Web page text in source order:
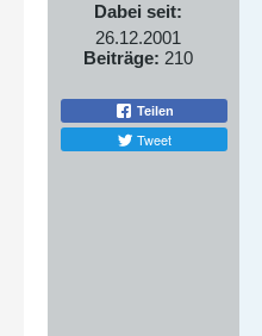
Dabei seit:
26.12.2001
Beiträge: 210
Teilen
Tweet